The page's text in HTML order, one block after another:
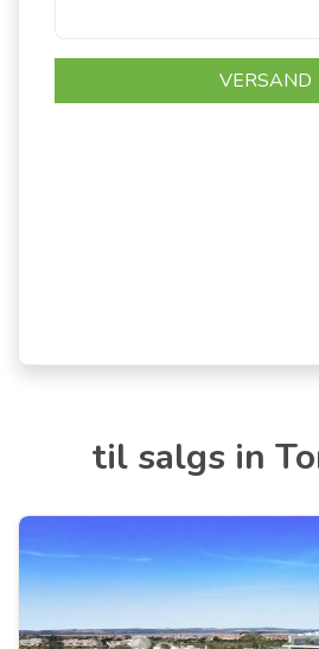
til salgs in